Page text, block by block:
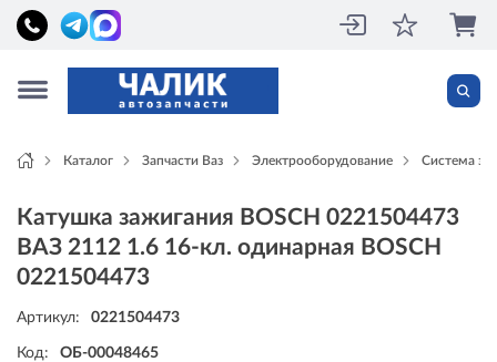
Каталог Запчасти Ваз Электрооборудование Система
Катушка зажигания BOSCH 0221504473
ВАЗ 2112 1.6 16-кл. одинарная BOSCH
0221504473
Артикул: 0221504473
Код: ОБ-00048465